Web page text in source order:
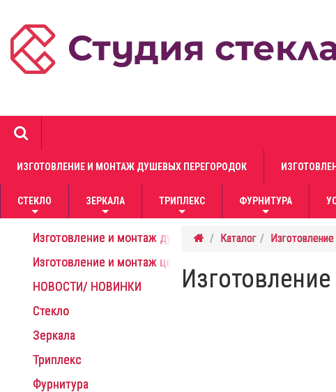
ИЗГОТОВЛЕНИЕ И МОНТАЖ ДУШЕВЫХ ПЕРЕГОРОДОК
СТЕКЛО ЗЕРКАЛА ТРИПЛЕКС ФУРНИТУРА
Изготовление и монтаж душевых перегородок
Изготовление и монтаж цельностеклянных перегородок
НОВОСТИ/ НОВИНКИ
Стекло
Зеркала
Триплекс
Фурнитура
Каталог